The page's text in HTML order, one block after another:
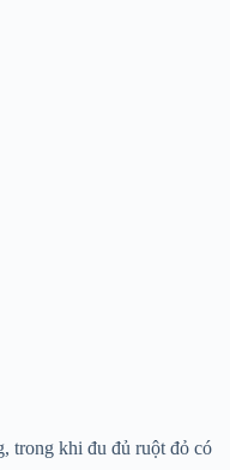
trong khi đu đủ ruột đỏ có